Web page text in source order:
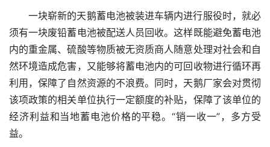
一块崭新的天鹅蓄电池被装进车辆内进行服役时，就必
须有一块废铅蓄电池被配送人员回收。这样既能避免蓄电池
内的重金属、硫酸等物质被无资质商人随意处理对社会和自
然环境造成危害，又能够将蓄电池内的可回收物进行循环再
利用，保障了自然资源的不浪费。同时，天鹅厂家会对贯彻
该项政策的相关单位执行一定额度的补贴，保障了该单位的
经济利益和当地蓄电池价格的平稳。“销一收一”，多方受
益。